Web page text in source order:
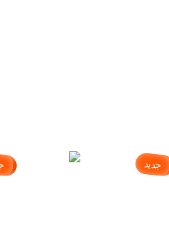
جديد